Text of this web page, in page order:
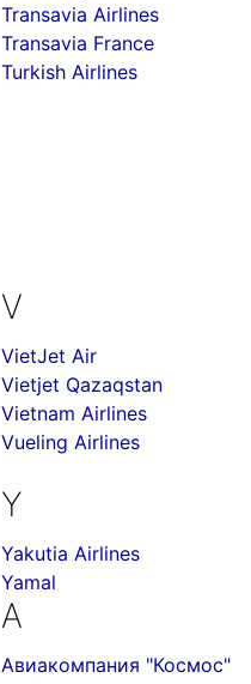
Transavia Airlines
Transavia France
Turkish Airlines
V
VietJet Air
Vietjet Qazaqstan
Vietnam Airlines
Vueling Airlines
Y
Yakutia Airlines
Yamal
А
Авиакомпания "Космос"